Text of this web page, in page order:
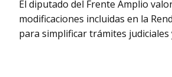
El diputado del Frente Amplio
modificaciones incluidas en la
para simplificar trámites